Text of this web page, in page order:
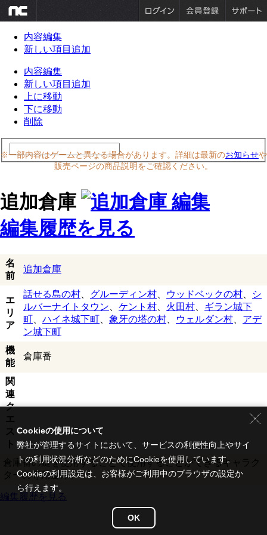
内容編集
新しい項目追加
内容編集
新しい項目追加
上に移動
下に移動
削除
※一部内容はゲームと異なる場合があります。詳細は最新のお知らせや
販売ページの商品説明をご確認ください。
追加倉庫
編集履歴を見る
名
前
追加倉庫
エ
リ
ア
話せる島の村 グルーディン村 ウッドベックの村
シ
ルバーナイトタウン
ケント村 火田村
ギラン城下
町
ハイネ城下町 象牙の塔の村 ウェルダン村
アデ
ン城下町
機
能
倉庫番
関
連
ク
エ
ス
ト
倉庫番の鍵を使用することで使用することができるキャラク
ターの専用倉庫。
編集履歴を見る
Cookieの使用について
弊社が管理するサイトにおいて、サービスの利便性向上やサイ
トの利用状況分析などのためにCookieを使用しています。
Cookieの利用設定は、お客様がご利用中のブラウザの設定か
ら行えます。
OK